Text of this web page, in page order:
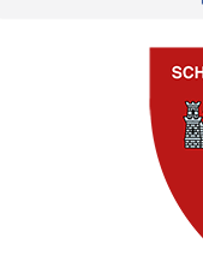
Brand in
Kontrolle
Stadt